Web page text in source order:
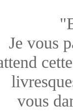
Je vous
vous